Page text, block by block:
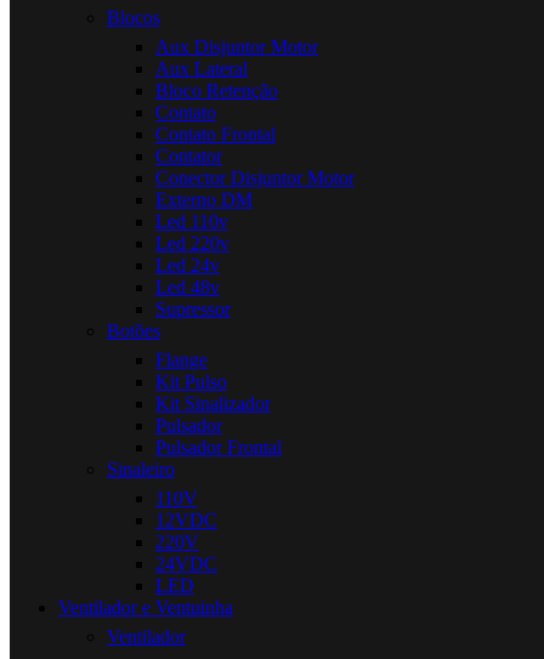
Blocos
Aux Disjuntor Motor
Aux Lateral
Bloco Retenção
Contato
Contato Frontal
Contator
Conector Disjuntor Motor
Externo DM
Led 110v
Led 220v
Led 24v
Led 48v
Supressor
Botões
Flange
Kit Pulso
Kit Sinalizador
Pulsador
Pulsador Frontal
Sinaleiro
110V
12VDC
220V
24VDC
LED
Ventilador e Ventuinha
Ventilador